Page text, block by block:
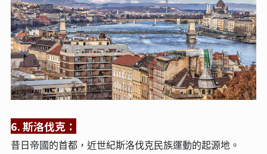
6. 斯洛伐克：
昔日帝國的首都，近世紀斯洛伐克民族運動的起源地。